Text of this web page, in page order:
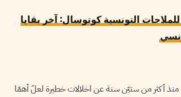
التونسية كوتوسال: آخر بقايا
أكثر من ستيّن سنة عن اخلالات خطيرة لعلّ أهمّا